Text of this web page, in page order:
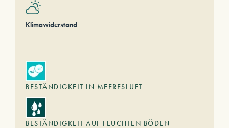
Klimawiderstand
BESTÄNDIGKEIT IN MEERESLUFT
BESTÄNDIGKEIT AUF FEUCHTEN BÖDEN